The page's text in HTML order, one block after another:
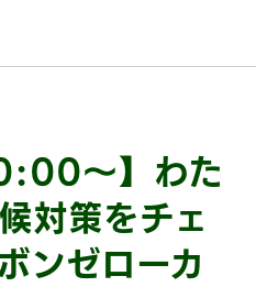
〜】わた
対策をチェ
ンゼローカ